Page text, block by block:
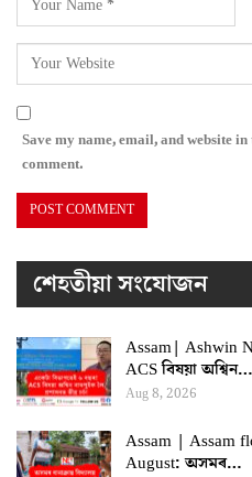
Save my name, email, and website
comment.
শেহতীয়া সংযোজন
Assam| Ashwin
ACS বিষয়া অশ্বিন…
Aug 8, 2026
Assam | Assam
August: অসমৰ…